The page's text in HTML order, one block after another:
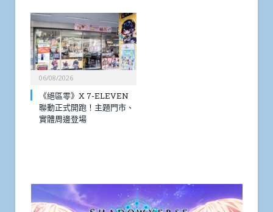
06/08/2026
《絕區零》X 7-ELEVEN
聯動正式開跑！主題門市、
實體周邊登場